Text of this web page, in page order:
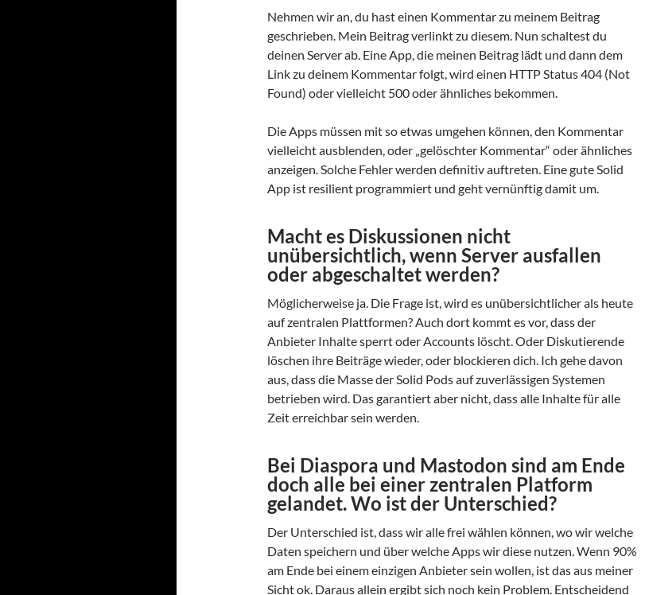
Nehmen wir an, du hast einen Kommentar zu meinem Beitrag
geschrieben. Mein Beitrag verlinkt zu diesem. Nun schaltest du
deinen Server ab. Eine App, die meinen Beitrag lädt und dann dem
Link zu deinem Kommentar folgt, wird einen HTTP Status 404 (Not
Found) oder vielleicht 500 oder ähnliches bekommen.
Die Apps müssen mit so etwas umgehen können, den Kommentar
vielleicht ausblenden, oder „gelöschter Kommentar“ oder ähnliches
anzeigen. Solche Fehler werden definitiv auftreten. Eine gute Solid
App ist resilient programmiert und geht vernünftig damit um.
Macht es Diskussionen nicht
unübersichtlich, wenn Server ausfallen
oder abgeschaltet werden?
Möglicherweise ja. Die Frage ist, wird es unübersichtlicher als heute
auf zentralen Plattformen? Auch dort kommt es vor, dass der
Anbieter Inhalte sperrt oder Accounts löscht. Oder Diskutierende
löschen ihre Beiträge wieder, oder blockieren dich. Ich gehe davon
aus, dass die Masse der Solid Pods auf zuverlässigen Systemen
betrieben wird. Das garantiert aber nicht, dass alle Inhalte für alle
Zeit erreichbar sein werden.
Bei Diaspora und Mastodon sind am Ende
doch alle bei einer zentralen Platform
gelandet. Wo ist der Unterschied?
Der Unterschied ist, dass wir alle frei wählen können, wo wir welche
Daten speichern und über welche Apps wir diese nutzen. Wenn 90%
am Ende bei einem einzigen Anbieter sein wollen, ist das aus meiner
Sicht ok. Daraus allein ergibt sich noch kein Problem. Entscheidend